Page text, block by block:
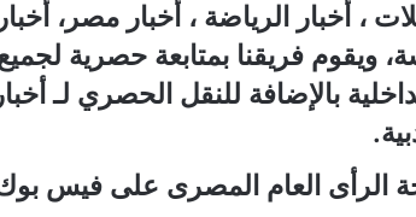
، أخبار الرياضة ، أخبار مصر،
ويقوم فريقنا بمتابعة حصرية
بالإضافة للنقل الحصري لـ
الرأى العام المصرى على فيس